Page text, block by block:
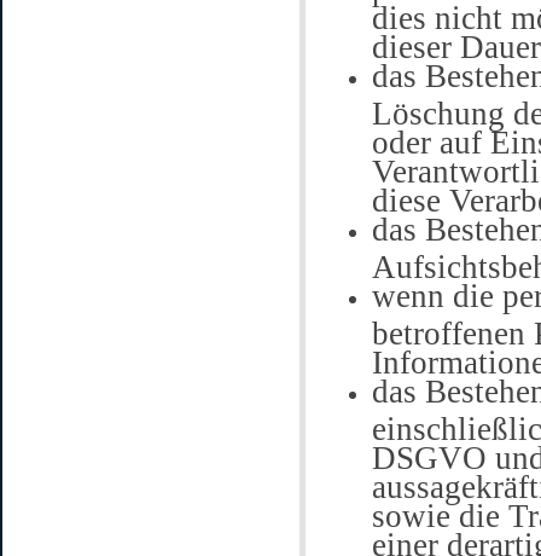
dies nicht
dieser
das
Löschung
oder auf
diese
das
wenn die
betroffenen
das
DSGVO
sowie die
einer